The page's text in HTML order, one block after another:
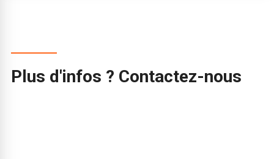
Plus d'infos ? Contactez-nous